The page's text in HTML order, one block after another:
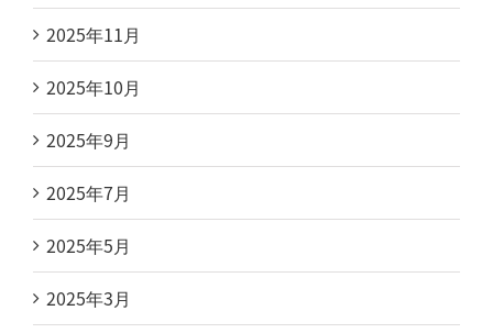
2025年11月
2025年10月
2025年9月
2025年7月
2025年5月
2025年3月